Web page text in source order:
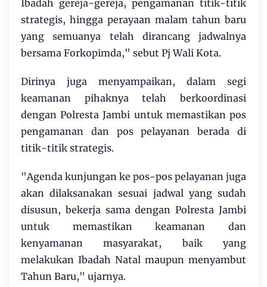
Ibadah gereja-gereja, pengamanan titik-titik
strategis, hingga perayaan malam tahun baru
yang semuanya telah dirancang jadwalnya
bersama Forkopimda," sebut Pj Wali Kota.
Dirinya juga menyampaikan, dalam segi
keamanan pihaknya telah berkoordinasi
dengan Polresta Jambi untuk memastikan pos
pengamanan dan pos pelayanan berada di
titik-titik strategis.
"Agenda kunjungan ke pos-pos pelayanan juga
akan dilaksanakan sesuai jadwal yang sudah
disusun, bekerja sama dengan Polresta Jambi
untuk memastikan keamanan dan
kenyamanan masyarakat, baik yang
melakukan Ibadah Natal maupun menyambut
Tahun Baru," ujarnya.